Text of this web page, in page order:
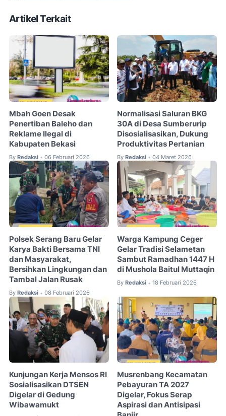
Artikel Terkait
Mbah Goen Desak
Penertiban Baleho dan
Reklame Ilegal di
Kabupaten Bekasi
By Redaksi • 06 Februari 2026
Normalisasi Saluran BKG
30A di Desa Sumberurip
Disosialisasikan, Dukung
Produktivitas Pertanian
By Redaksi • 04 Maret 2026
Polsek Serang Baru Gelar
Karya Bakti Bersama TNI
dan Masyarakat,
Bersihkan Lingkungan dan
Tambal Jalan Rusak
By Redaksi • 08 Februari 2026
Warga Kampung Ceger
Gelar Tradisi Selametan
Sambut Ramadhan 1447 H
di Mushola Baitul Muttaqin
By Redaksi • 18 Februari 2026
Kunjungan Kerja Mensos RI
Sosialisasikan DTSEN
Digelar di Gedung
Wibawamukt
Musrenbang Kecamatan
Pebayuran TA 2027
Digelar, Fokus Serap
Aspirasi dan Antisipasi